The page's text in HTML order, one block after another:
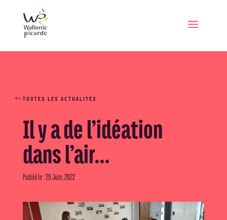
TOUTES LES ACTUALITÉS
Il y a de l’idéation
dans l’air…
Publié le : 29 Juin, 2022